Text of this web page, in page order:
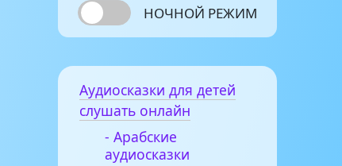
НОЧНОЙ РЕЖИМ
Аудиосказки для детей
слушать онлайн
- Арабские
аудиосказки